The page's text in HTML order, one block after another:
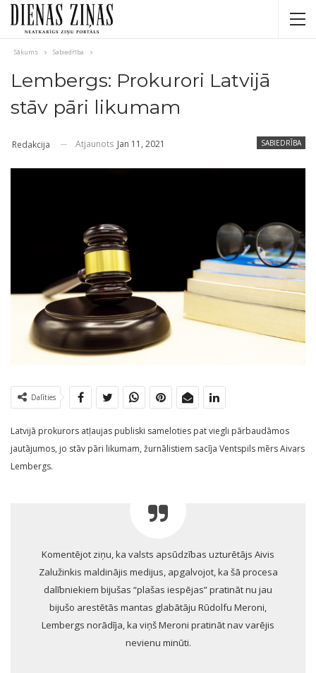
Sākums Sabiedrība
Lembergs: Prokurori Latvijā
stāv pāri likumam
SABIEDRĪBA
Redakcija Atjaunots Jan 11, 2021
Dalīties
Latvijā prokurors atļaujas publiski sameloties pat viegli pārbaudāmos
jautājumos, jo stāv pāri likumam, žurnālistiem sacīja Ventspils mērs Aivars
Lembergs.
Komentējot ziņu, ka valsts apsūdzības uzturētājs Aivis
Zalužinkis maldinājis medijus, apgalvojot, ka šā procesa
dalībniekiem bijušas “plašas iespējas” pratināt nu jau
bijušo arestētās mantas glabātāju Rūdolfu Meroni,
Lembergs norādīja, ka viņš Meroni pratināt nav varējis
nevienu minūti.